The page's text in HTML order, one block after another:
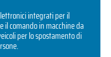
integrati per il
il comando in macchine da
per lo spostamento di